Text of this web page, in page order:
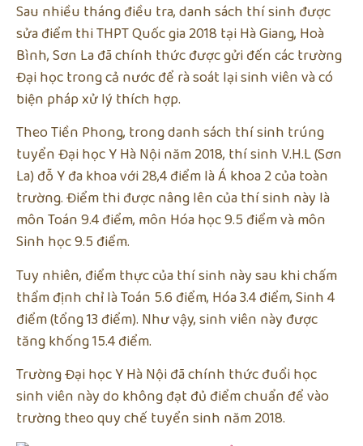
Sau nhiều tháng điều tra, danh sách thí sinh được
sửa điểm thi THPT Quốc gia 2018 tại Hà Giang, Hoà
Bình, Sơn La đã chính thức được gửi đến các trường
Đại học trong cả nước để rà soát lại sinh viên và có
biện pháp xử lý thích hợp.
Theo Tiền Phong, trong danh sách thí sinh trúng
tuyển Đại học Y Hà Nội năm 2018, thí sinh V.H.L (Sơn
La) đỗ Y đa khoa với 28,4 điểm là Á khoa 2 của toàn
trường. Điểm thi được nâng lên của thí sinh này là
môn Toán 9.4 điểm, môn Hóa học 9.5 điểm và môn
Sinh học 9.5 điểm.
Tuy nhiên, điểm thực của thí sinh này sau khi chấm
thẩm định chỉ là Toán 5.6 điểm, Hóa 3.4 điểm, Sinh 4
điểm (tổng 13 điểm). Như vậy, sinh viên này được
tăng khống 15.4 điểm.
Trường Đại học Y Hà Nội đã chính thức đuổi học
sinh viên này do không đạt đủ điểm chuẩn để vào
trường theo quy chế tuyển sinh năm 2018.